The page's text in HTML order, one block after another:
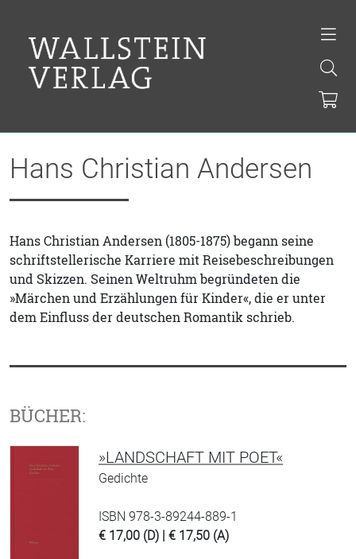
Hans Christian Andersen
Hans Christian Andersen (1805-1875) begann seine
schriftstellerische Karriere mit Reisebeschreibungen
und Skizzen. Seinen Weltruhm begründeten die
»Märchen und Erzählungen für Kinder«, die er unter
dem Einfluss der deutschen Romantik schrieb.
BÜCHER:
»LANDSCHAFT MIT POET«
Gedichte
ISBN 978-3-89244-889-1
€ 17,00 (D) | € 17,50 (A)